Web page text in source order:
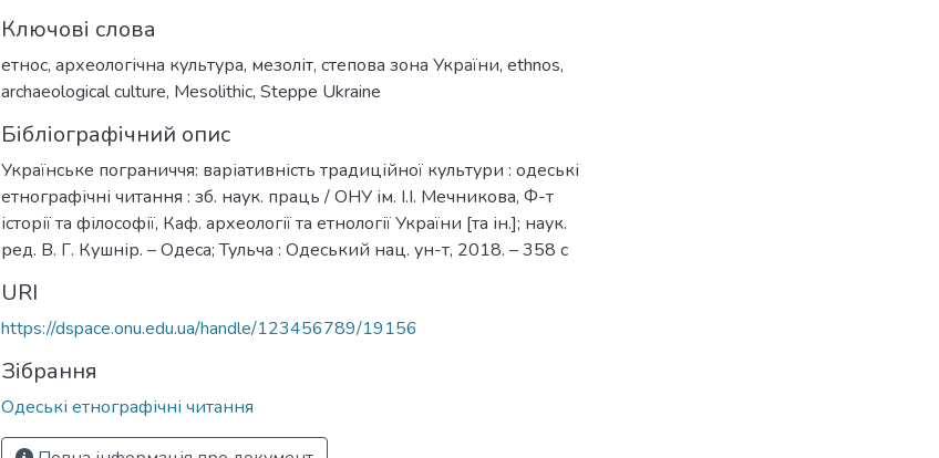
Ключові слова
етнос, археологічна культура, мезоліт, степова зона України, ethnos,
archaeological culture, Mesolithic, Steppe Ukraine
Бібліографічний опис
Українське пограниччя: варіативність традиційної культури : одеські
етнографічні читання : зб. наук. праць / ОНУ ім. І.І. Мечникова, Ф-т
історії та філософії, Каф. археології та етнології України [та ін.]; наук.
ред. В. Г. Кушнір. – Одеса; Тульча : Одеський нац. ун-т, 2018. – 358 с
URI
https://dspace.onu.edu.ua/handle/123456789/19156
Зібрання
Одеські етнографічні читання